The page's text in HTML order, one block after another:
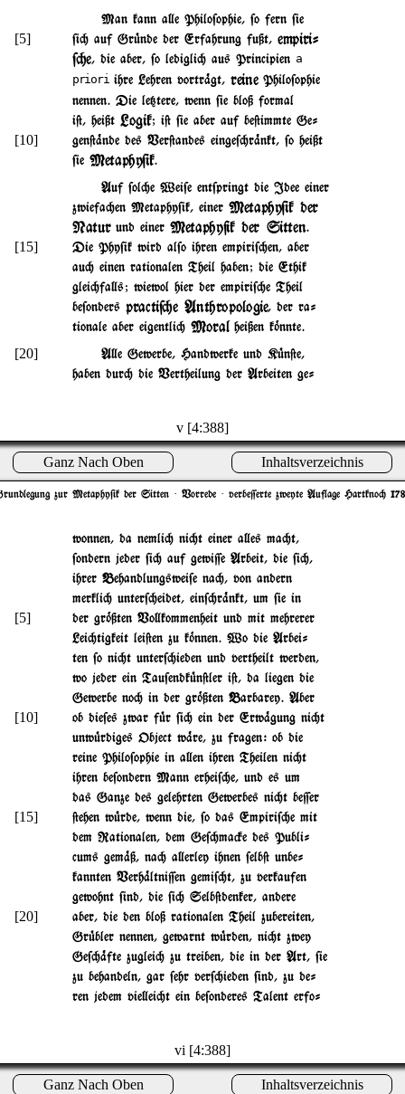
Man kann a}e Philo$ophie, $o fern $ie
[5] $i" auf Gr|nde der Erfahrung fußt, empiri-
$"e, die aber, $o ledigli" aus Principien a
prioriihre Lehren vortr%gt,reinePhilo$ophie
nennen. Die le{tere, wenn $ie bloß formal
i@, heißt Logik; i@ $ie aber auf be@immte Ge-
[10]
gen@%nde des Ver@andes einge$"r%nkt, $o heißt
$ie Metaphy$ik.
Auf $ol"e Wei$e ent$pringt die Idee einer
zwiefa"en Metaphy$ik, einer Metaphy$ik der
Naturund einerMetaphy$ik der Sitten.
[15]
Die Phy$ik wird al$o ihren empiri$"en, aber
au" einen rationalen Theil haben; die Ethik
glei"fa}s; wiewol hier der empiri$"e Theil
be$onders practi$"e Anthropologie, der ra-
tionale aber eigentli" Moralheißen k~nnte.
[20]
A}e Gewerbe, Handwerke und K|n@e,
haben dur" die Vertheilung der Arbeiten ge-
v [4:388]
Ganz Nach Oben Inhaltsverzeichnis
zur Metaphy$ik der Sitten · Vorrede · verbe=erte zweyte Auflage Hartkno"
wonnen, da nemli" ni"t einer a}es ma"t,
$ondern jeder $i" auf gewi=e Arbeit, die $i",
ihrer Behandlungswei$e na", von andern
merkli" unter$"eidet, ein$"r%nkt, um $ie in
[5]
der gr~ßten Vo}kommenheit und mit mehrerer
Lei"tigkeit lei@en zu k~nnen. Wo die Arbei-
ten $o ni"t unter$"ieden und vertheilt werden,
wo jeder ein Tau$endk|n@ler i@, da liegen die
Gewerbe no" in der gr~ßten Barbarey. Aber
[10]
ob die$es zwar f|r $i" ein der Erw%gung ni"t
unw|rdiges Object w%re, zu fragen: ob die
reine Philo$ophie in a}en ihren Theilen ni"t
ihren be$ondern Mann erhei$"e, und es um
das Ganze des gelehrten Gewerbes ni"t be=er
[15]
@ehen w|rde, wenn die, $o das Empiri$"e mit
dem Rationalen, dem Ge$"ma#e des Publi-
cums gem%ß, na" a}erley ihnen $elb@ unbe-
kannten Verh%ltni=en gemi$"t, zu verkaufen
gewohnt $ind, die $i" Selb@denker, andere
[20]
aber, die den bloß rationalen Theil zubereiten,
Gr|bler nennen, gewarnt w|rden, ni"t zwey
Ge$"%fte zuglei" zu treiben, die in der Art, $ie
zu behandeln, gar $ehr ver$"ieden $ind, zu de-
ren jedem vie}ei"t ein be$onderes Talent erfo-
vi [4:388]
Ganz Nach Oben Inhaltsverzeichnis